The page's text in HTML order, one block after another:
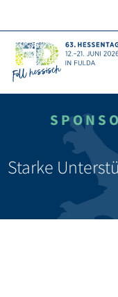
springen
Starke